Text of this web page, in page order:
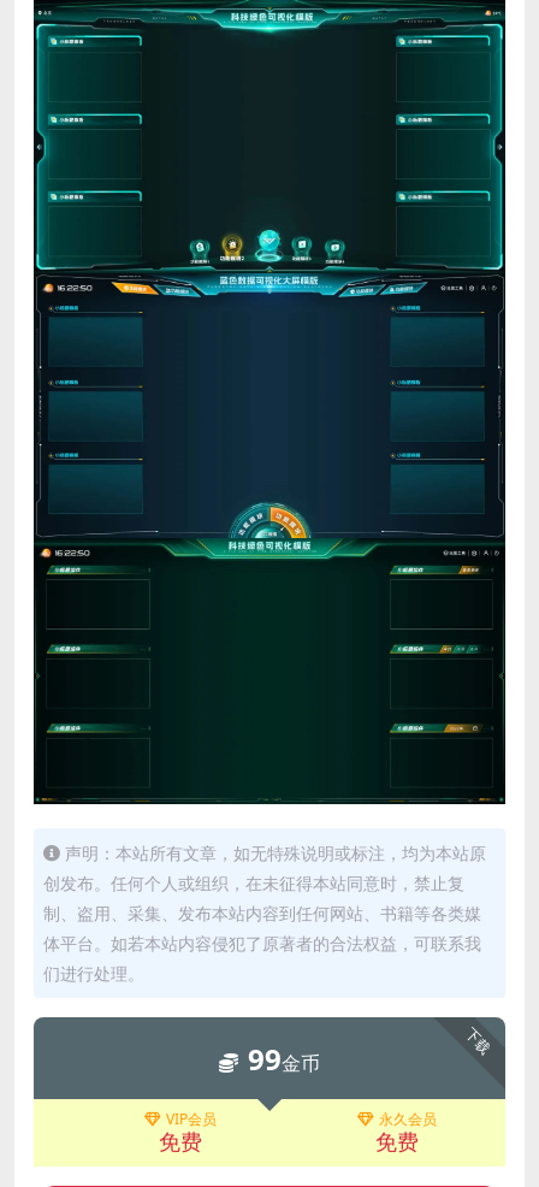
声明：本站所有文章，如无特殊说明或标注，均为本站原
创发布。任何个人或组织，在未征得本站同意时，禁止复
制、盗用、采集、发布本站内容到任何网站、书籍等各类媒
体平台。如若本站内容侵犯了原著者的合法权益，可联系我
们进行处理。
下载
99金币
VIP会员
免费
永久会员
免费